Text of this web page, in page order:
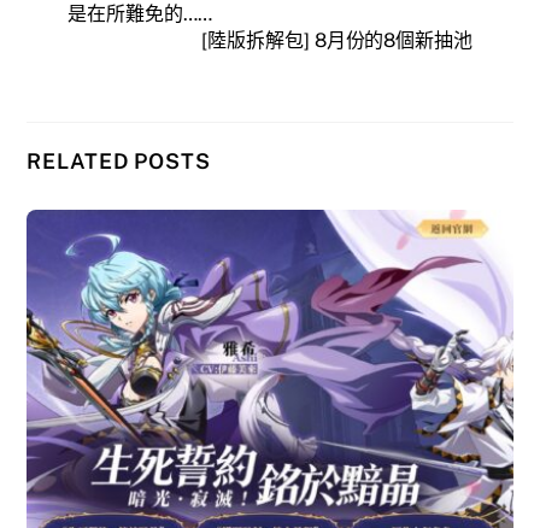
是在所難免的……
[陸版拆解包] 8月份的8個新抽池
RELATED POSTS